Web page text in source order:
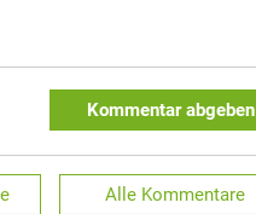
Kommentar abgeben
Alle Kommentare